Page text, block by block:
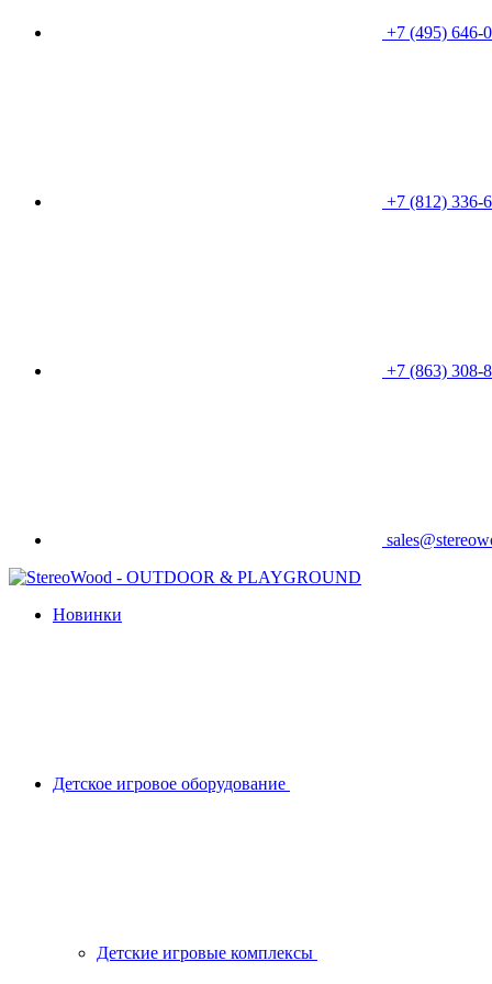
+7 (495) 646-
+7 (812) 336-
+7 (863) 308-
Новинки
Детское игровое оборудование
Детские игровые комплексы